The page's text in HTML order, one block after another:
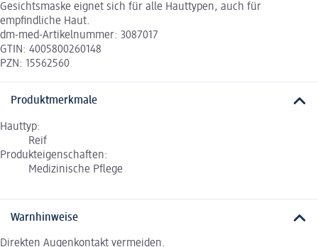
Gesichtsmaske eignet sich für alle Hauttypen, auch für
empfindliche Haut.
dm-med-Artikelnummer: 3087017
GTIN: 4005800260148
PZN: 15562560
Produktmerkmale
Hauttyp:
Reif
Produkteigenschaften:
Medizinische Pflege
Warnhinweise
Direkten Augenkontakt vermeiden.